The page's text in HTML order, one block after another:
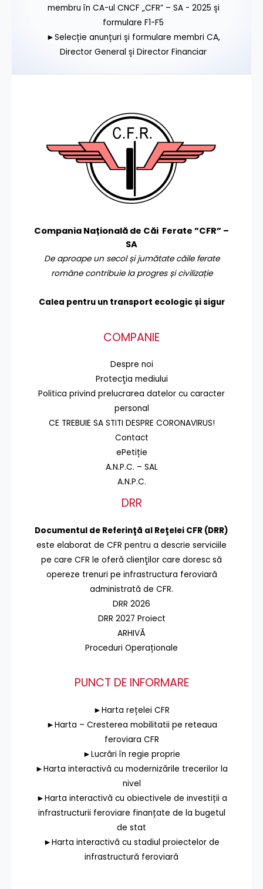
membru în CA-ul CNCF „CFR” – SA - 2025 și
formulare F1-F5
►Selecție anunțuri și formulare membri CA,
Director General și Director Financiar
Compania Națională de Căi Ferate ”CFR” –
SA
De aproape un secol și jumătate căile ferate
române contribuie la progres și civilizație
Calea pentru un transport ecologic și sigur
COMPANIE
Despre noi
Protecţia mediului
Politica privind prelucrarea datelor cu caracter
personal
CE TREBUIE SA STITI DESPRE CORONAVIRUS!
Contact
ePetiție
A.N.P.C. – SAL
A.N.P.C.
DRR
Documentul de Referinţă al Reţelei CFR (DRR)
este elaborat de CFR pentru a descrie serviciile
pe care CFR le oferă clienţilor care doresc să
opereze trenuri pe infrastructura feroviară
administrată de CFR.
DRR 2026
DRR 2027 Proiect
ARHIVĂ
Proceduri Operaționale
PUNCT DE INFORMARE
►Harta rețelei CFR
►Harta – Cresterea mobilitatii pe reteaua
feroviara CFR
►Lucrări în regie proprie
►Harta interactivă cu modernizările trecerilor la
nivel
►Harta interactivă cu obiectivele de investiții a
infrastructurii feroviare finanțate de la bugetul
de stat
►Harta interactivă cu stadiul proiectelor de
infrastructură feroviară